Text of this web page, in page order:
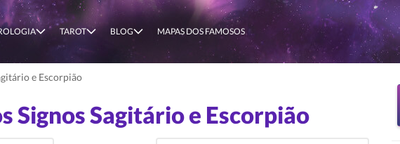
TAROT BLOG MAPAS DOS FAMOSOS
e Escorpião
Signos Sagitário e Escorpião